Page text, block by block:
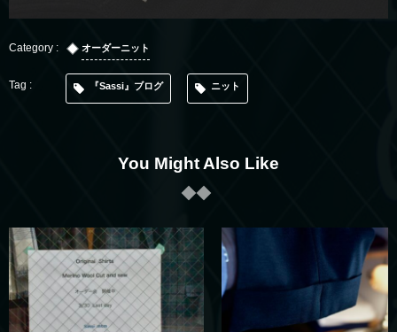
オーダーニット
『Sassi』ブログ ニット
You Might Also Like